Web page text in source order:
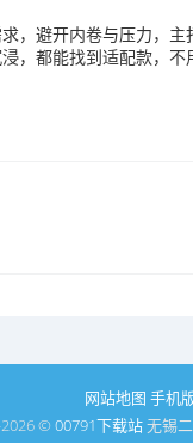
，避开内卷与压力，
，都能找到适配款，不
网站地图 手机
©00791下载站无锡